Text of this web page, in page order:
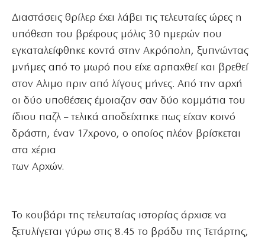
Διαστάσεις θρίλερ έχει λάβει τις τελευταίες ώρες η
υπόθεση του βρέφους μόλις 30 ημερών που
εγκαταλείφθηκε κοντά στην Ακρόπολη, ξυπνώντας
μνήμες από το μωρό που είχε αρπαχθεί και βρεθεί
στον Αλιμο πριν από λίγους μήνες. Από την αρχή
οι δύο υποθέσεις έμοιαζαν σαν δύο κομμάτια του
ίδιου παζλ – τελικά αποδείχτηκε πως είχαν κοινό
δράστη, έναν 17χρονο, ο οποίος πλέον βρίσκεται
στα χέρια
των Αρχών.
Το κουβάρι της τελευταίας ιστορίας άρχισε να
ξετυλίγεται γύρω στις 8.45 το βράδυ της Τετάρτης,